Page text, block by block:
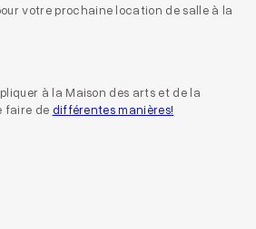
votre prochaine location de salle à la
à la Maison des arts et de la
faire de différentes manières!